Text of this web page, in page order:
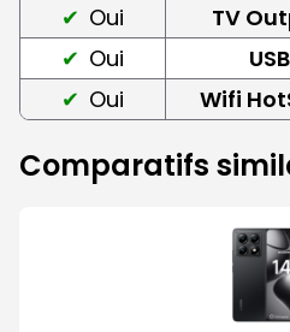
Oui TV
Oui
USB
Oui
Wifi
Comparatifs